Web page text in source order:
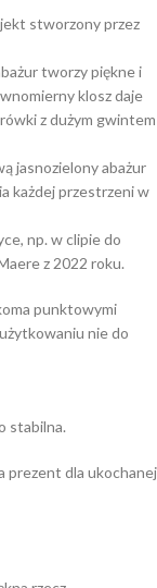
stworzony przez
tworzy piękne i
klosz daje
z dużym gwintem
jasnozielony abażur
każdej przestrzeni w
np. w clipie do
z 2022 roku.
punktowymi
nie do
stabilna.
prezent dla ukochanej